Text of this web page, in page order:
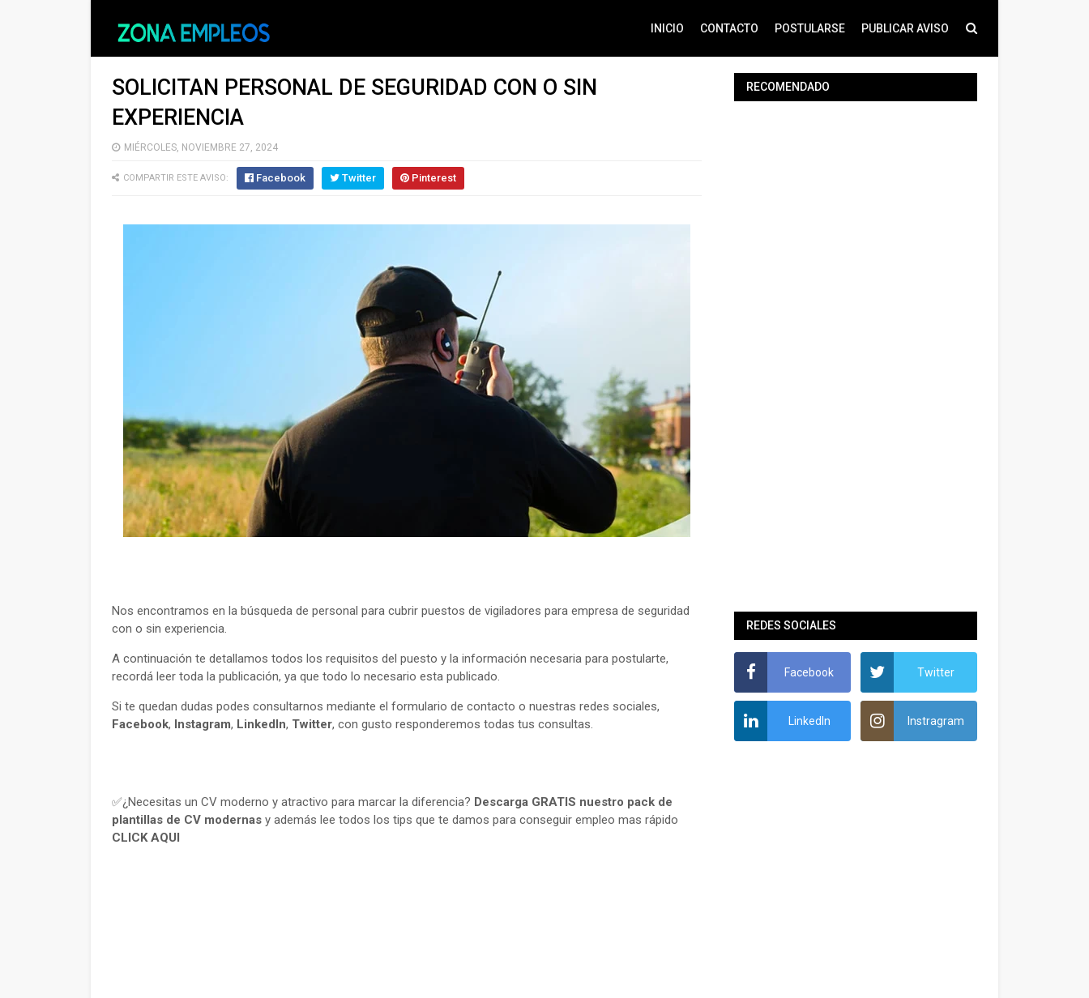
INICIO CONTACTO POSTULARSE PUBLICAR AVISO
SOLICITAN PERSONAL DE SEGURIDAD CON O SIN
EXPERIENCIA
MIÉRCOLES, NOVIEMBRE 27, 2024
COMPARTIR ESTE AVISO: Facebook Twitter Pinterest
Nos encontramos en la búsqueda de personal para cubrir puestos de vigiladores para empresa de seguridad
con o sin experiencia.
A continuación te detallamos todos los requisitos del puesto y la información necesaria para postularte,
recordá leer toda la publicación, ya que todo lo necesario esta publicado.
Si te quedan dudas podes consultarnos mediante el formulario de contacto o nuestras redes sociales,
Facebook, Instagram, LinkedIn, Twitter, con gusto responderemos todas tus consultas.
✅¿Necesitas un CV moderno y atractivo para marcar la diferencia? Descarga GRATIS nuestro pack de
plantillas de CV modernas y además lee todos los tips que te damos para conseguir empleo mas rápido
CLICK AQUI
RECOMENDADO
REDES SOCIALES
Facebook Twitter
LinkedIn Instragram